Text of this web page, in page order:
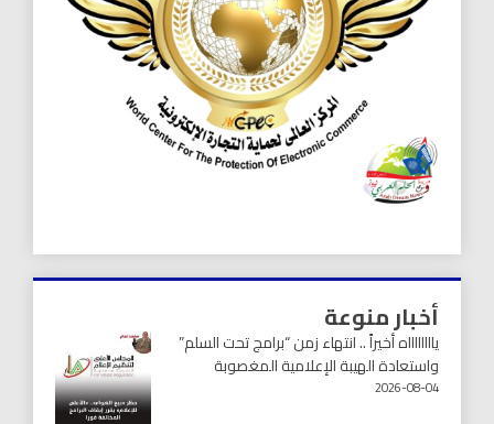
أخبار منوعة
يااااااااه أخيراً .. انتهاء زمن “برامج تحت السلم”
واستعادة الهيبة الإعلامية المغصوبة
2026-08-04